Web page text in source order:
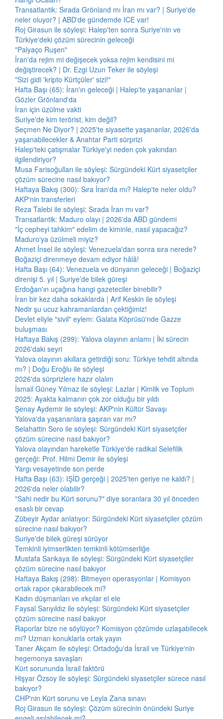
Transatlantik: Sırada Grönland mı İran mı var? | Suriye'de
neler oluyor? | ABD'de gündemde ICE var!
Roj Girasun ile söyleşi: Halep'ten sonra Suriye'nin ve
Türkiye'deki çözüm sürecinin geleceği
"Palyaço Ruşen"
İran'da rejim mi değişecek yoksa rejim kendisini mi
değiştirecek? | Dr. Ezgi Uzun Teker ile söyleşi
"Sizi gidi 'kripto Kürtçüler' sizi!"
Hafta Başı (65): İran'ın geleceği | Halep'te yaşananlar |
Gözler Grönland'da
İran için üzülme vakti
Suriye'de kim terörist, kim değil?
Seçmen Ne Diyor? | 2025'te siyasette yaşananlar, 2026'da
yaşanabilecekler & Anahtar Parti sürprizi
Halep'teki çatışmalar Türkiye'yi neden çok yakından
ilgilendiriyor?
Musa Farisoğulları ile söyleşi: Sürgündeki Kürt siyasetçiler
çözüm sürecine nasıl bakıyor?
Haftaya Bakış (300): Sıra İran'da mı? Halep'te neler oldu?
AKP'nin transferleri
Reza Talebi ile söyleşi: Sırada İran mı var?
Transatlantik: Maduro olayı | 2026'da ABD gündemi
"İç cepheyi tahkim" edelim de kiminle, nasıl yapacağız?
Maduro'ya üzülmeli miyiz?
Ahmet İnsel ile söyleşi: Venezuela'dan sonra sıra nerede?
Boğaziçi direnmeye devam ediyor hâlâ!
Hafta Başı (64): Venezuela ve dünyanın geleceği | Boğaziçi
direnişi 5. yıl | Suriye’de bilek güreşi
Erdoğan'ın uçağına hangi gazeteciler binebilir?
İran bir kez daha sokaklarda | Arif Keskin ile söyleşi
Nedir şu ucuz kahramanlardan çektiğimiz!
Devlet eliyle "sivil" eylem: Galata Köprüsü'nde Gazze
buluşması
Haftaya Bakış (299): Yalova olayının anlamı | İki sürecin
2026'daki seyri
Yalova olayının akıllara getirdiği soru: Türkiye tehdit altında
mı? | Doğu Eroğlu ile söyleşi
2026'da sürprizlere hazır olalım
İsmail Güney Yılmaz ile söyleşi: Lazlar | Kimlik ve Toplum
2025: Ayakta kalmanın çok zor olduğu bir yıldı
Şenay Aydemir ile söyleşi: AKP'nin Kültür Savaşı
Yalova'da yaşananlara şaşıran var mı?
Selahattin Soro ile söyleşi: Sürgündeki Kürt siyasetçiler
çözüm sürecine nasıl bakıyor?
Yalova olayından hareketle Türkiye'de radikal Selefilik
gerçeği: Prof. Hilmi Demir ile söyleşi
Yargı vesayetinde son perde
Hafta Başı (63): IŞİD gerçeği | 2025'ten geriye ne kaldı? |
2026'da neler olabilir?
"Sahi nedir bu Kürt sorunu?" diye soranlara 30 yıl önceden
esaslı bir cevap
Zübeyir Aydar anlatıyor: Sürgündeki Kürt siyasetçiler çözüm
sürecine nasıl bakıyor?
Suriye'de bilek güreşi sürüyor
Temkinli iyimserlikten temkinli kötümserliğe
Mustafa Sarıkaya ile söyleşi: Sürgündeki Kürt siyasetçiler
çözüm sürecine nasıl bakıyor
Haftaya Bakış (298): Bitmeyen operasyonlar | Komisyon
ortak rapor çıkarabilecek mi?
Kadın düşmanları ve ırkçılar el ele
Faysal Sarıyıldız ile söyleşi: Sürgündeki Kürt siyasetçiler
çözüm sürecine nasıl bakıyor
Raporlar bize ne söylüyor? Komisyon çözümde uzlaşabilecek
mi? Uzman konuklarla ortak yayın
Taner Akçam ile söyleşi: Ortadoğu'da İsrail ve Türkiye'nin
hegemonya savaşları
Kürt sorununda İsrail faktörü
Hişyar Özsoy ile söyleşi: Sürgündeki siyasetçiler sürece nasıl
bakıyor?
CHP'nin Kürt sorunu ve Leyla Zana sınavı
Roj Girasun ile söyleşi: Çözüm sürecinin önündeki Suriye